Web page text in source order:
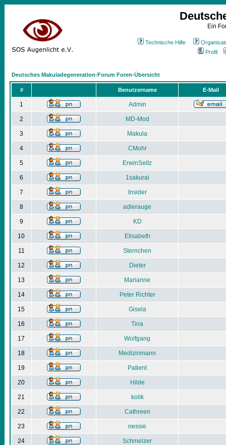
Ein
Technische Hilfe
Profil
Deutsches Makuladegeneration-Forum Foren-Übersicht
# Benutzername E-Mail
1 Admin
2 MD-Mod
3 Makula
4 CMohr
5 ErwinSeitz
6 1sakurai
7 Insider
8 adlerauge
9 KD
10 Elisabeth
11 Sternchen
12 Dieter
13 Marianne
14 Peter Richter
15 Gisela
16 Tina
17 Wolfgang
18 Medizinmann
19 Patient
20 Hilde
21 kolik
22 Cathreen
23 nessie
24 Schmelzer